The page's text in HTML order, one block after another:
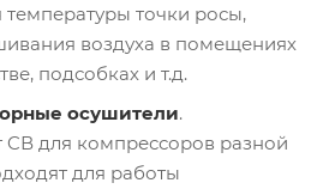
точки росы,
воздуха в помещениях
подсобках и т.д.
осушители.
для компрессоров разной
для работы